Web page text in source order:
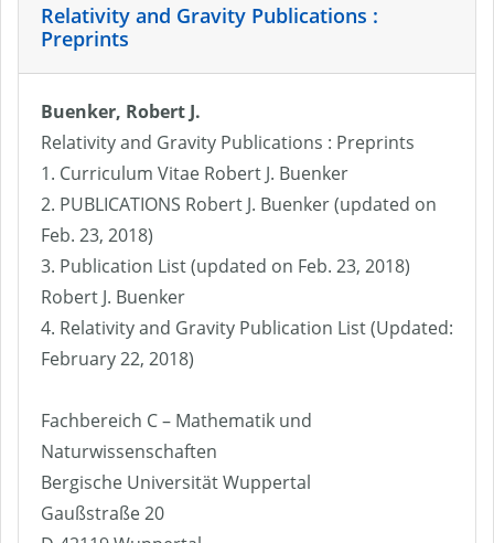
Relativity and Gravity Publications :
Preprints
Buenker, Robert J.
Relativity and Gravity Publications : Preprints
1. Curriculum Vitae Robert J. Buenker
2. PUBLICATIONS Robert J. Buenker (updated on
Feb. 23, 2018)
3. Publication List (updated on Feb. 23, 2018)
Robert J. Buenker
4. Relativity and Gravity Publication List (Updated:
February 22, 2018)
Fachbereich C – Mathematik und
Naturwissenschaften
Bergische Universität Wuppertal
Gaußstraße 20